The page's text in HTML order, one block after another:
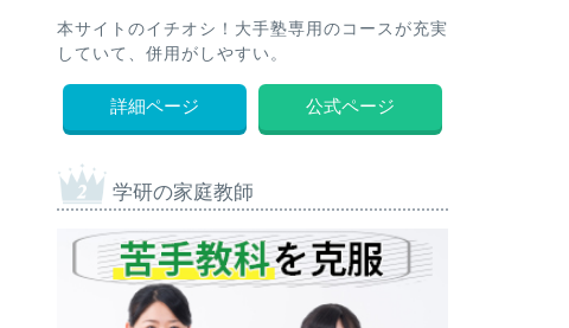
本サイトのイチオシ！大手塾専用のコースが充実
していて、併用がしやすい。
詳細ページ 公式ページ
学研の家庭教師